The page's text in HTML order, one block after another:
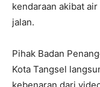
kendaraan akibat
jalan.
Pihak Badan
Kota Tangsel